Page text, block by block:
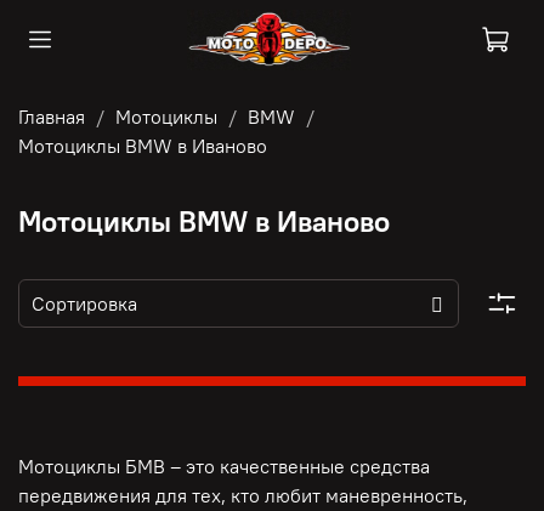
Главная Мотоциклы
BMW
Мотоциклы BMW в Иваново
Мотоциклы BMW в Иваново
Мотоциклы БМВ – это качественные средства
передвижения для тех, кто любит маневренность,